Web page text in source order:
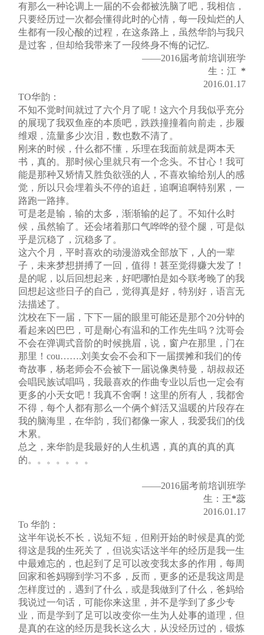
有那么一种论调上一届的不会都被洗脑了吧，我相信，
只要经历过一次都会懂得此时的心情，每一段灿烂的人
生都有一段心酸的过程，在这条路上，虽然华韵与我只
是过客，但却给我带来了一段终身不悔的记忆.
——2016届考前培训班学
生：江 *
2016.01.17
TO华韵：
不知不觉时间就过了六个月了呢！这六个月我似乎充分
的展现了我双鱼座的本质吧，跌跌撞撞着向前走，步履
维艰，流量多少次泪，数也数不清了。
刚来的时候，什么都不懂，乐理在我面前就是两本天
书，真的。那时候心里就只有一个念头。不甘心！我可
能是那种又矫情又胜负欲强的人，不喜欢输给别人的感
觉，所以只会埋着头不停的追赶，追啊追啊特别累，一
路跑一路摔。
可是老是输，输的太多，渐渐输的起了。不知什么时
候，虽然输了。还会堵着那口气哗哗的登个腿，可是似
乎是沉稳了，沉稳多了。
这六个月，平时喜欢的动漫游戏全部放下，人的一辈
子，未来梦想拼搏了一回，值得！甚至觉得赚大发了！
是的呢，以后回想起来，好吧哪怕是如今联考晚了的我
回想起这些日子的自己，觉得真是好，特别好，语言无
法描述了。
沈校在下一届，下下一届的眼里可能还是那个20分钟的
看起来凶巴巴，可是耐心有温和的工作先生吗？沈哥会
不会在弹调式音阶的时候挑眉，说，窗户在那里，门在
那里！cou…….刘美女会不会和下一届摆摊和我们的传
奇故事，杨老师会不会被下一届说像奥特曼，胡叔叔还
会唱民族试唱吗，我最喜欢的作曲专业以后也一定会有
更多的小天女吧！我真不舍啊！这里的所有人，我都舍
不得，每个人都有那么一个俩个鲜活又温暖的片段存在
我的脑海里，在华韵，我们都像一家人，我爱我们的伐
木累。
总之，来华韵是我最好的人生机遇，真的真的真的真
的。。。。。。。
——2016届考前培训班学
生：王*蕊
2016.01.17
To 华韵：
这半年说长不长，说短不短，但刚开始的时候是真的觉
得这是我的生死关了，但说实话这半年的经历是我一生
中最难忘的，也起到了足可以改变我太多的作用，每周
回家和爸妈聊到学习不多，反而，更多的还是我这周是
怎样度过的，遇到了什么，或是我做到了什么，爸妈给
我说过一句话，可能你来这里，并不是学到了多少专
业，而是学到了足可以改变你一生为人处事的道理，但
是真的在这的经历是我长这么大，从没经历过的，锻炼